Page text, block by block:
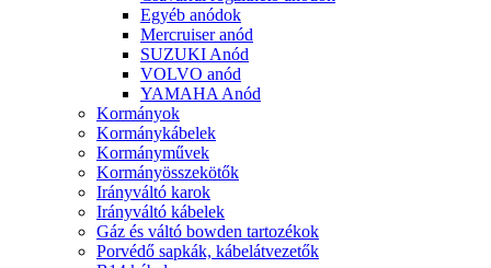
Egyéb anódok
Mercruiser anód
SUZUKI Anód
VOLVO anód
YAMAHA Anód
Kormányok
Kormánykábelek
Kormányművek
Kormányösszekötők
Irányváltó karok
Irányváltó kábelek
Gáz és váltó bowden tartozékok
Porvédő sapkák, kábelátvezetők